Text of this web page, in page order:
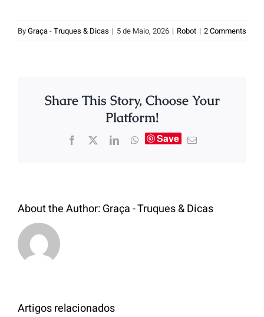
ByGraça - Truques & Dicas | 5 de Maio, 2026 | Robot | 2 Comments
Share This Story, Choose Your
Platform!
Save
About the Author:Graça - Truques & Dicas
Artigos relacionados